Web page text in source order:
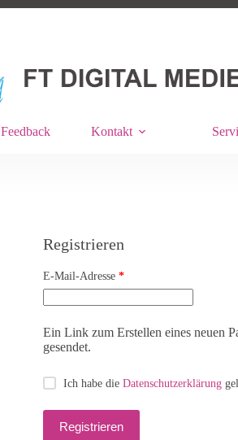
Feedback Kontakt
Registrieren
E-Mail-Adresse *Erforderlich
Ein Link zum Erstellen eines neuen
gesendet.
Ich habe die Datenschutzerklärung
Registrieren